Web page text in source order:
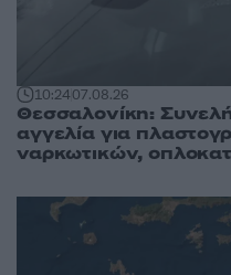
10:2407.08.26
Θεσσαλονίκη:
αγγελία για
ναρκωτικών,